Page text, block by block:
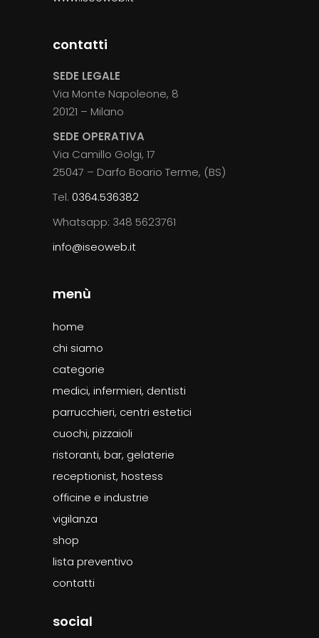
contatti
SEDE LEGALE
Via Monte Napoleone, 8
20121 – Milano
SEDE OPERATIVA
Via Camillo Golgi, 17
25047 – Darfo Boario Terme, (BS)
Tel. 0364.536382
Whatsapp: 348 5623761
info@iseoweb.it
menù
home
chi siamo
categorie
medici, infermieri, dentisti
parrucchieri, centri estetici
cuochi, pizzaioli
ristoranti, bar, gelaterie
receptionist, hostess
officine e industrie
vigilanza
shop
lista preventivo
contatti
social